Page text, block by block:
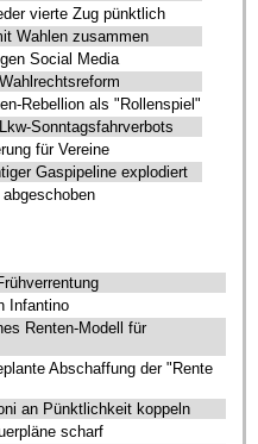
vierte Zug pünktlich
Wahlen zusammen
Social Media
Rebellion als "Rollenspiel"
Sonntagsfahrverbots
für Vereine
Gaspipeline explodiert
Infantino
Renten-Modell für
Abschaffung der "Rente
an Pünktlichkeit koppeln
scharf